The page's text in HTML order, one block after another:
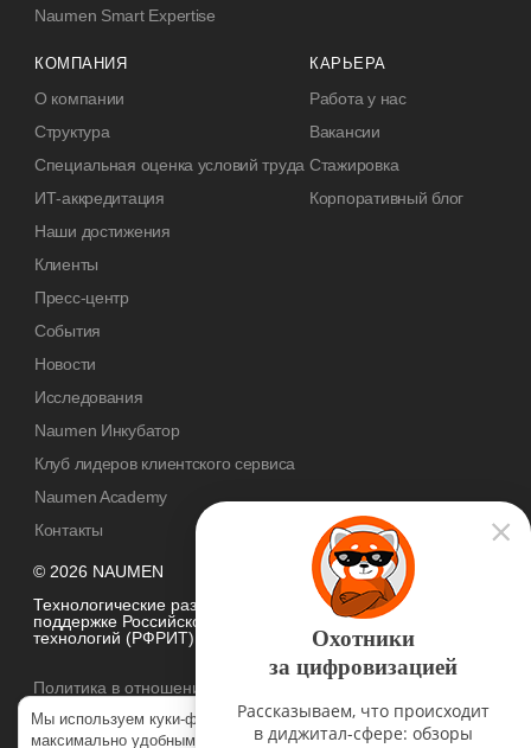
© 2026 NAUMEN
Технологические разработки осуществляются при грантовой
поддержке Российского фонда развития информационных
технологий (РФРИТ)
Политика в отношении
обработки персональных данных
Naumen Smart Expertise
КОМПАНИЯ
О компании
Структура
Специальная оценка условий труда
ИТ-аккредитация
Наши достижения
Клиенты
Пресс-центр
События
Новости
Исследования
Naumen Инкубатор
Клуб лидеров клиентского сервиса
Naumen Academy
Контакты
КАРЬЕРА
Работа у нас
Вакансии
Стажировка
Корпоративный блог
Мы используем куки-файлы, чтобы наш сайт был
максимально удобным для вас. Нажимая «Согласен», вы
Охотники
за цифровизацией
Рассказываем, что происходит
в диджитал-сфере: обзоры